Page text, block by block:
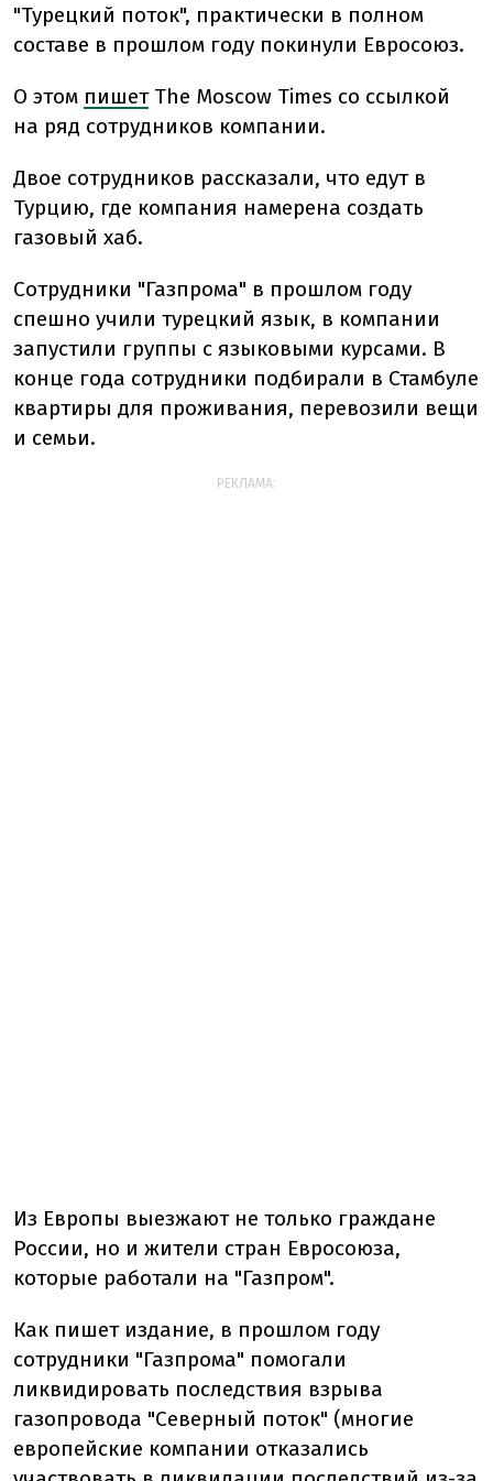
"Турецкий поток", практически в полном
составе в прошлом году покинули Евросоюз.
О этом пишет The Moscow Times со ссылкой
на ряд сотрудников компании.
Двое сотрудников рассказали, что едут в
Турцию, где компания намерена создать
газовый хаб.
Сотрудники "Газпрома" в прошлом году
спешно учили турецкий язык, в компании
запустили группы с языковыми курсами. В
конце года сотрудники подбирали в Стамбуле
квартиры для проживания, перевозили вещи
и семьи.
РЕКЛАМА:
Из Европы выезжают не только граждане
России, но и жители стран Евросоюза,
которые работали на "Газпром".
Как пишет издание, в прошлом году
сотрудники "Газпрома" помогали
ликвидировать последствия взрыва
газопровода "Северный поток" (многие
европейские компании отказались